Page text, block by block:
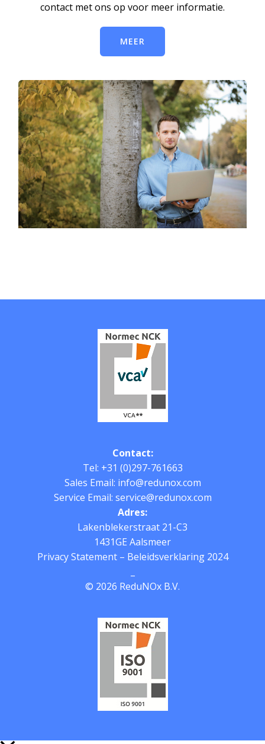
contact met ons op voor meer informatie.
MEER
Contact:
Tel: +31 (0)297-761663
Sales Email: info@redunox.com
Service Email: service@redunox.com
Adres:
Lakenblekerstraat 21-C3
1431GE Aalsmeer
Privacy Statement– Beleidsverklaring 2024
© 2026 ReduNOx B.V.